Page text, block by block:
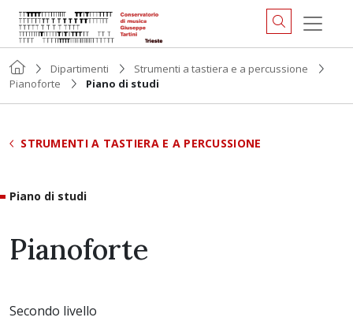
Dipartimenti
Strumenti a tastiera e a percussione
Pianoforte
Piano di studi
STRUMENTI A TASTIERA E A PERCUSSIONE
Piano di studi
Pianoforte
Secondo livello